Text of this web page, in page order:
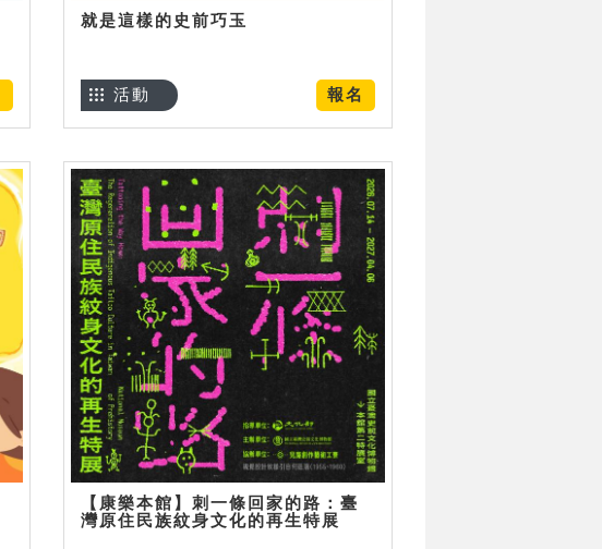
就是這樣的史前巧玉
報名
活動
【康樂本館】刺一條回家的路：臺
灣原住民族紋身文化的再生特展